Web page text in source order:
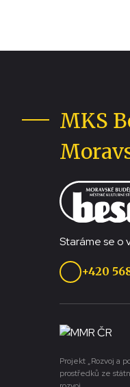
MKS
Staráme se o
+420
Projekt „Rozvoj a
prostředků ze